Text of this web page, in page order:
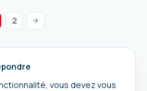
2
vous devez vous